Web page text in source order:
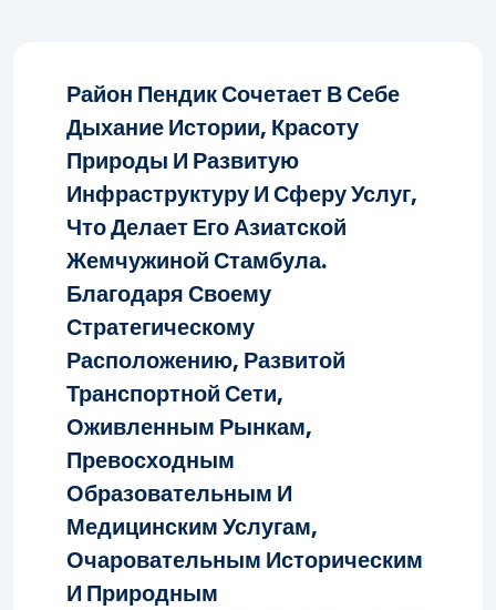
Район Пендик Сочетает В Себе
Дыхание Истории, Красоту
Природы И Развитую
Инфраструктуру И Сферу Услуг,
Что Делает Его Азиатской
Жемчужиной Стамбула.
Благодаря Своему
Стратегическому
Расположению, Развитой
Транспортной Сети,
Оживленным Рынкам,
Превосходным
Образовательным И
Медицинским Услугам,
Очаровательным Историческим
И Природным